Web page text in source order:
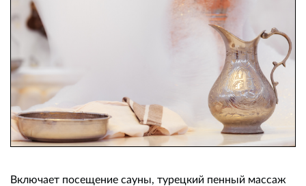
Включает посещение сауны, турецкий пенный массаж